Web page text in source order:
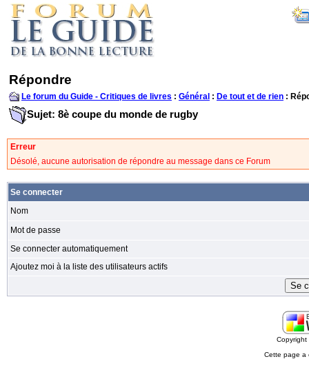
Répondre
Le forum du Guide - Critiques de livres : Général : De tout et de rien :
Sujet: 8è coupe du monde de rugby
Erreur
Désolé, aucune autorisation de répondre au message dans ce Forum
Se connecter
Nom
Mot de passe
Se connecter automatiquement
Ajoutez moi à la liste des utilisateurs actifs
Cette page a